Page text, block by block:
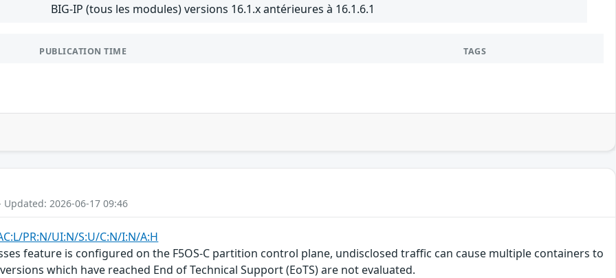
BIG-IP (tous les modules) versions 16.1.x antérieures à 16.1.6.1
PUBLICATION TIME TAGS
2026-06-17 09:46
PR:N/UI:N/S:U/C:N/I:N/A:H
feature is configured on the F5OS-C partition control plane, undisclosed traffic can cause multiple containers to
which have reached End of Technical Support (EoTS) are not evaluated.